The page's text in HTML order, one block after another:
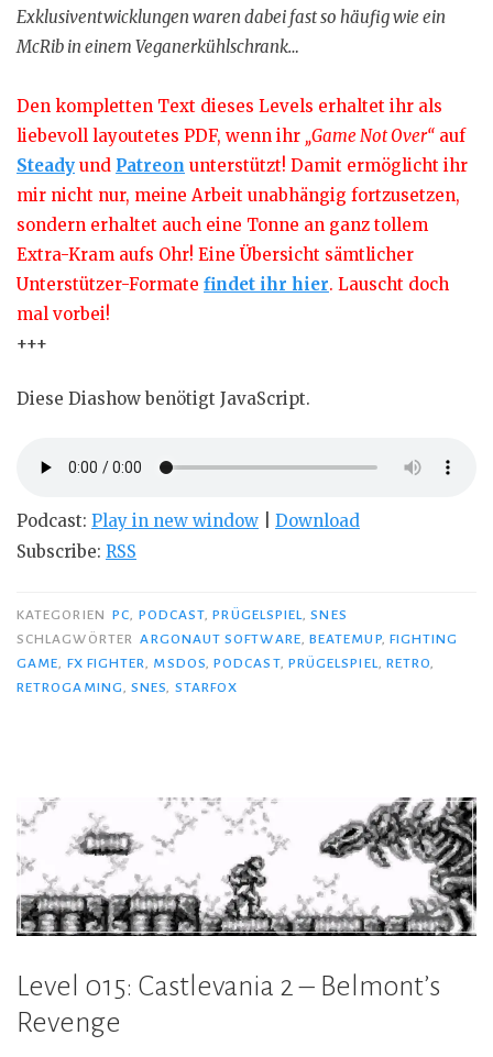
Exklusiventwicklungen waren dabei fast so häufig wie ein
McRib in einem Veganerkühlschrank…
Den kompletten Text dieses Levels erhaltet ihr als
liebevoll layoutetes PDF, wenn ihr „Game Not Over“ auf
Steady und Patreon unterstützt! Damit ermöglicht ihr
mir nicht nur, meine Arbeit unabhängig fortzusetzen,
sondern erhaltet auch eine Tonne an ganz tollem
Extra-Kram aufs Ohr! Eine Übersicht sämtlicher
Unterstützer-Formate findet ihr hier. Lauscht doch
mal vorbei!
+++
Diese Diashow benötigt JavaScript.
Podcast: Play in new window
Download
Subscribe: RSS
KATEGORIEN PC PODCAST ,PRÜGELSPIEL ,SNES
SCHLAGWÖRTER
ARGONAUT SOFTWARE BEATEMUP, FIGHTING
GAME
FX FIGHTER MSDOS ,PODCAST, PRÜGELSPIEL RETRO
RETROGAMING
,SNES STARFOX
Level 015: Castlevania 2 – Belmont’s
Revenge